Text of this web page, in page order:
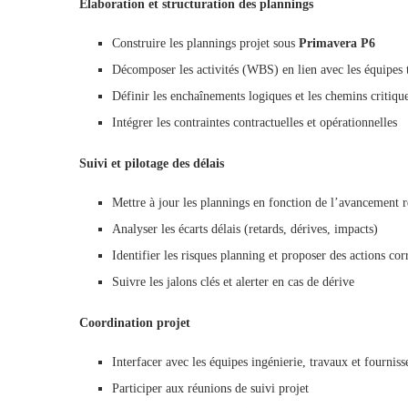
Élaboration et structuration des plannings
Construire les plannings projet sous Primavera P6
Décomposer les activités (WBS) en lien avec les équipes
Définir les enchaînements logiques et les chemins
Intégrer les contraintes contractuelles et opérationnelles
Suivi et pilotage des délais
Mettre à jour les plannings en fonction de l’avancement
Analyser les écarts délais (retards, dérives, impacts)
Identifier les risques planning et proposer des actions
Suivre les jalons clés et alerter en cas de dérive
Coordination projet
Interfacer avec les équipes ingénierie, travaux et
Participer aux réunions de suivi projet